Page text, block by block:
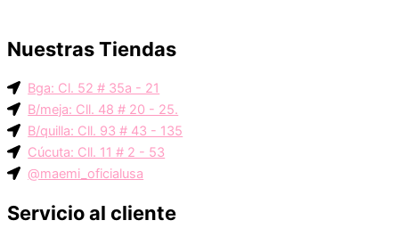
Nuestras Tiendas
Bga: Cl. 52 # 35a - 21
B/meja: Cll. 48 # 20 - 25.
B/quilla: Cll. 93 # 43 - 135
Cúcuta: Cll. 11 # 2 - 53
@maemi_oficialusa
Servicio al cliente